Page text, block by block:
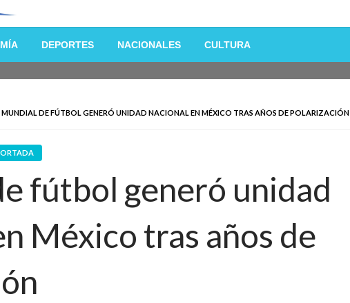
DEPORTES NACIONALES CULTURA
MUNDIAL DE FÚTBOL GENERÓ UNIDAD NACIONAL EN MÉXICO TRAS AÑOS DE POLARIZACIÓN
fútbol generó unidad
México tras años de